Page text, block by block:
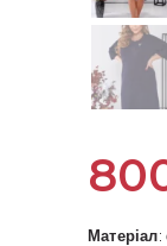
Матеріал: